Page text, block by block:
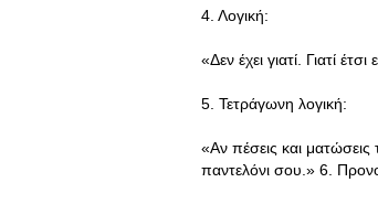
4. Λογική:
«Δεν έχει γιατί. Γιατί
5. Τετράγωνη λογική:
«Αν πέσεις και ματώσεις
παντελόνι σου.» 6.